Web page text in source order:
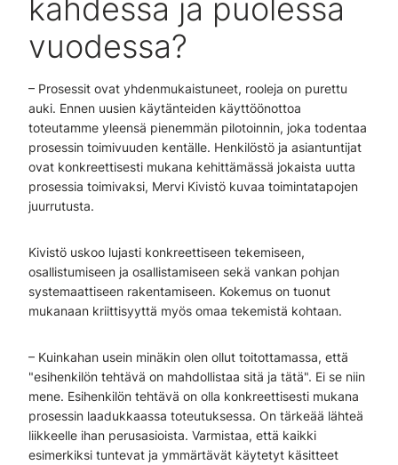
kahdessa ja puolessa
vuodessa?
– Prosessit ovat yhdenmukaistuneet, rooleja on purettu
auki. Ennen uusien käytänteiden käyttöönottoa
toteutamme yleensä pienemmän pilotoinnin, joka todentaa
prosessin toimivuuden kentälle. Henkilöstö ja asiantuntijat
ovat konkreettisesti mukana kehittämässä jokaista uutta
prosessia toimivaksi, Mervi Kivistö kuvaa toimintatapojen
juurrutusta.
Kivistö uskoo lujasti konkreettiseen tekemiseen,
osallistumiseen ja osallistamiseen sekä vankan pohjan
systemaattiseen rakentamiseen. Kokemus on tuonut
mukanaan kriittisyyttä myös omaa tekemistä kohtaan.
– Kuinkahan usein minäkin olen ollut toitottamassa, että
"esihenkilön tehtävä on mahdollistaa sitä ja tätä". Ei se niin
mene. Esihenkilön tehtävä on olla konkreettisesti mukana
prosessin laadukkaassa toteutuksessa. On tärkeää lähteä
liikkeelle ihan perusasioista. Varmistaa, että kaikki
esimerkiksi tuntevat ja ymmärtävät käytetyt käsitteet